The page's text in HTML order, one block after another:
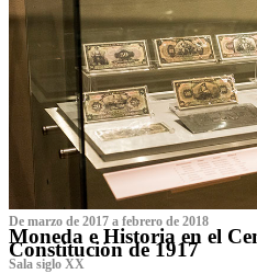
De marzo de 2017 a febrero de 2018
Moneda e Historia en el
Constitución de 1917
Sala siglo XX